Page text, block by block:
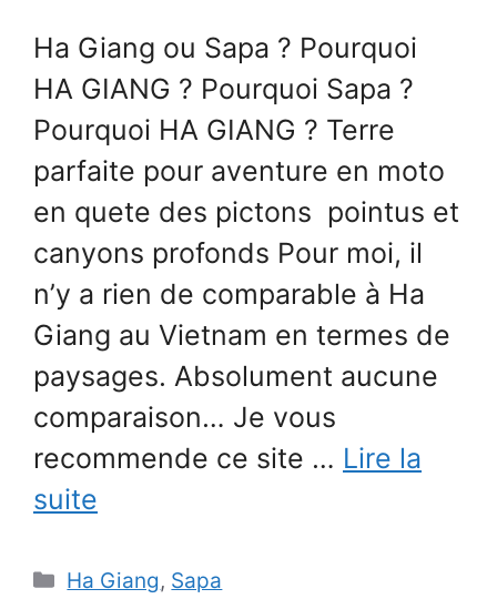
Ha Giang ou Sapa ? Pourquoi
HA GIANG ? Pourquoi Sapa ?
Pourquoi HA GIANG ? Terre
parfaite pour aventure en moto
en quete des pictons pointus et
canyons profonds Pour moi, il
n’y a rien de comparable à Ha
Giang au Vietnam en termes de
paysages. Absolument aucune
comparaison… Je vous
recommende ce site … Lire la
suite
Catégories
Ha Giang, Sapa